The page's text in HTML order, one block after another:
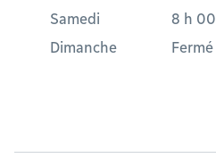
Samedi
8 h 00
Dimanche
Fermé